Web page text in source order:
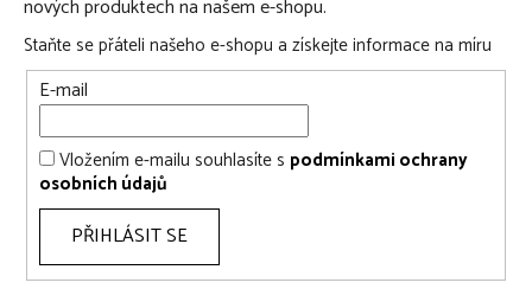
nových produktech na našem e-shopu.
Staňte se přáteli našeho e-shopu a získejte informace na míru
E-mail
Vložením e-mailu souhlasíte s podmínkami ochrany
osobních údajů
PŘIHLÁSIT SE